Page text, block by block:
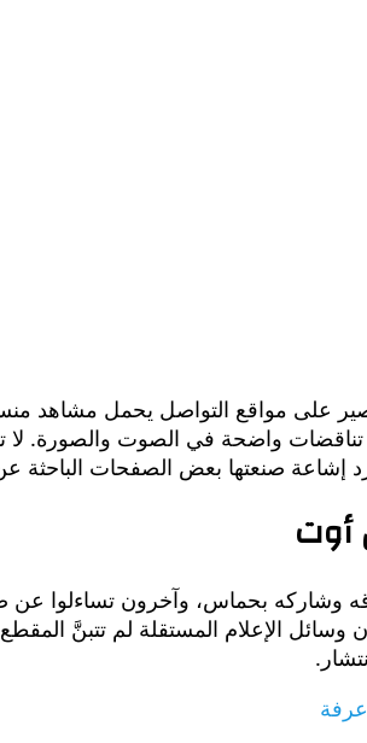
على مواقع التواصل يحمل مشاهد
واضحة في الصوت والصورة. لا
إشاعة صنعتها بعض الصفحات الباحثة
أوت
وشاركه بحماس، وآخرون تساءلوا
الإعلام المستقلة لم تتبنَّ